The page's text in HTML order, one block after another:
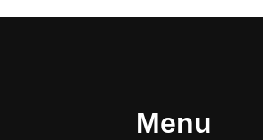
Menu